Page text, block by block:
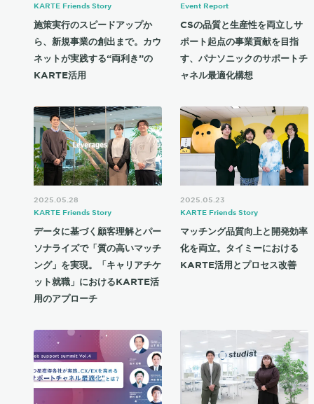
KARTE Friends Story
施策実行のスピードアップか
ら、新規事業の創出まで。カウ
ネットが実践する“両利き”の
KARTE活用
Event Report
CSの品質と生産性を両立しサ
ポート起点の事業貢献を目指
す、パナソニックのサポートチ
ャネル最適化構想
2025.05.28
KARTE Friends Story
データに基づく顧客理解とパー
ソナライズで「質の高いマッチ
ング」を実現。「キャリアチケ
ット就職」におけるKARTE活
用のアプローチ
2025.05.23
KARTE Friends Story
マッチング品質向上と開発効率
化を両立。タイミーにおける
KARTE活用とプロセス改善